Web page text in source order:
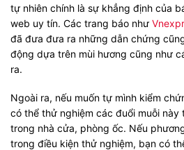
tự nhiên chính là sự khẳng định của
web uy tín. Các trang báo như
đã đưa đưa ra những dẫn chứng
động dựa trên mùi hương cũng như
ra.
Ngoài ra, nếu muốn tự mình kiểm
có thể thử nghiệm các đuổi muỗi này
trong nhà cửa, phòng ốc. Nếu
trong điều kiện thử nghiệm, bạn có